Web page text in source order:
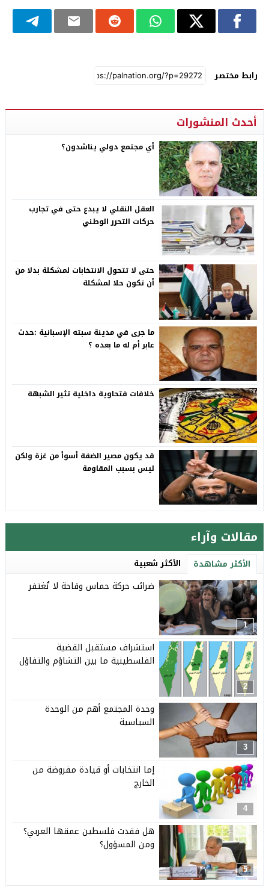
رابط مختصر
أحدث المنشورات
أي مجتمع دولي يناشدون؟
العقل النقلي لا يبدع حتى في تجارب
حركات التحرر الوطني
حتى لا تتحول الانتخابات لمشكلة بدلا من
أن تكون حلا لمشكلة
ما جرى في مدينة سبته الإسبانية :حدث
عابر أم له ما بعده ؟
خلافات فتحاوية داخلية تثير الشبهة
قد يكون مصير الضفة أسوأ من غزة ولكن
ليس بسبب المقاومة
مقالات وآراء
الأكثر مشاهدة الأكثر شعبية
1
ضرائب حركة حماس وقاحة لا تُغتفر
2
استشراف مستقبل القضية
الفلسطينية ما بين التشاؤم والتفاؤل
3
وحدة المجتمع أهم من الوحدة
السياسية
4
إما انتخابات أو قيادة مفروضة من
الخارج
5
هل فقدت فلسطين عمقها العربي؟
ومن المسؤول؟